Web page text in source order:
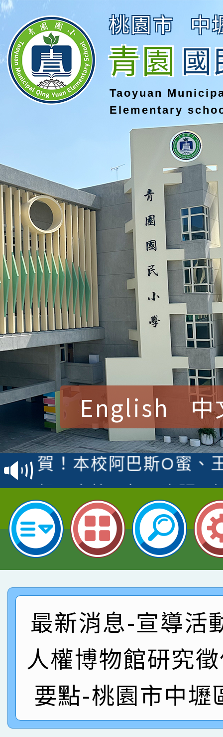
桃園市 中
青園國
Taoyuan
Elementary
English 中
賀！本校參加桃園市中
賽 洪綺君教師榮獲社
名
賀！本校阿巴斯O蜜、
倩參加桃園市科展 國
名 指導老師王老師、
賀！本校四年二班張O
園市英語競賽國小朗讀
指導老師林老師
賀！本校參加桃園市中
賽 劉文瑛教師榮獲教
臺灣台語-第二名
賀！本校參與2026世
市賽榮獲科學小創客佳
創客第三名。
賀！本校參加桃園市中
賽 洪綺君教師榮獲社
名
賀！本校阿巴斯O蜜、
倩參加桃園市科展 國
名 指導老師王老師、
賀！本校四年二班張O
園市英語競賽國小朗讀
指導老師林老師
賀！本校參加桃園市中
賽 劉文瑛教師榮獲教
賀！本校參與2026世
最新消息-宣導活
人權博物館研究
要點-桃園市中壢